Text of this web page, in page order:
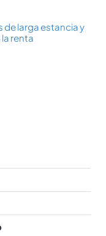
de larga estancia y
renta